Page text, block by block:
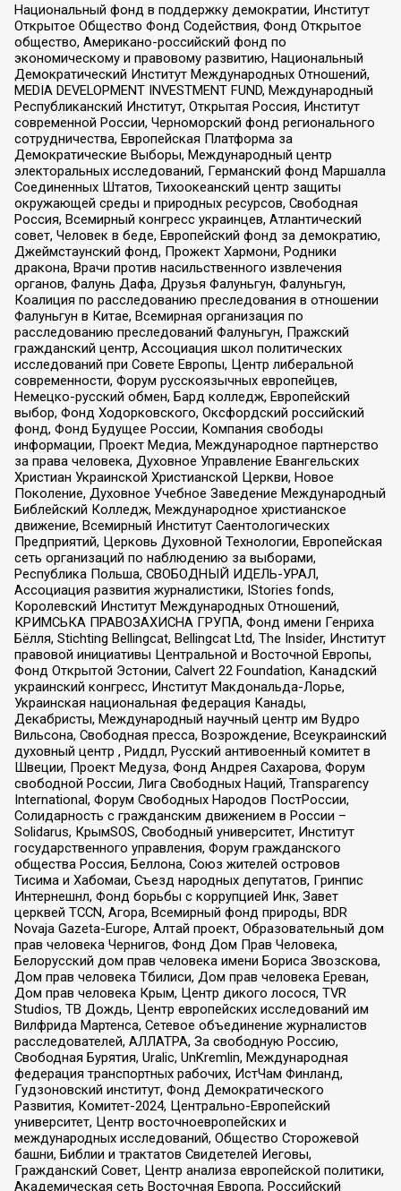
Национальный фонд в поддержку демократии, Институт
Открытое Общество Фонд Содействия, Фонд Открытое
общество, Американо-российский фонд по
экономическому и правовому развитию, Национальный
Демократический Институт Международных Отношений,
MEDIA DEVELOPMENT INVESTMENT FUND, Международный
Республиканский Институт, Открытая Россия, Институт
современной России, Черноморский фонд регионального
сотрудничества, Европейская Платформа за
Демократические Выборы, Международный центр
электоральных исследований, Германский фонд Маршалла
Соединенных Штатов, Тихоокеанский центр защиты
окружающей среды и природных ресурсов, Свободная
Россия, Всемирный конгресс украинцев, Атлантический
совет, Человек в беде, Европейский фонд за демократию,
Джеймстаунский фонд, Прожект Хармони, Родники
дракона, Врачи против насильственного извлечения
органов, Фалунь Дафа, Друзья Фалуньгун, Фалуньгун,
Коалиция по расследованию преследования в отношении
Фалуньгун в Китае, Всемирная организация по
расследованию преследований Фалуньгун, Пражский
гражданский центр, Ассоциация школ политических
исследований при Совете Европы, Центр либеральной
современности, Форум русскоязычных европейцев,
Немецко-русский обмен, Бард колледж, Европейский
выбор, Фонд Ходорковского, Оксфордский российский
фонд, Фонд Будущее России, Компания свободы
информации, Проект Медиа, Международное партнерство
за права человека, Духовное Управление Евангельских
Христиан Украинской Христианской Церкви, Новое
Поколение, Духовное Учебное Заведение Международный
Библейский Колледж, Международное христианское
движение, Всемирный Институт Саентологических
Предприятий, Церковь Духовной Технологии, Европейская
сеть организаций по наблюдению за выборами,
Республика Польша, СВОБОДНЫЙ ИДЕЛЬ-УРАЛ,
Ассоциация развития журналистики, IStories fonds,
Королевский Институт Международных Отношений,
КРИМСЬКА ПРАВОЗАХИСНА ГРУПА, Фонд имени Генриха
Бёлля, Stichting Bellingcat, Bellingcat Ltd, The Insider, Институт
правовой инициативы Центральной и Восточной Европы,
Фонд Открытой Эстонии, Calvert 22 Foundation, Канадский
украинский конгресс, Институт Макдональда-Лорье,
Украинская национальная федерация Канады,
Декабристы, Международный научный центр им Вудро
Вильсона, Свободная пресса, Возрождение, Всеукраинский
духовный центр , Риддл, Русский антивоенный комитет в
Швеции, Проект Медуза, Фонд Андрея Сахарова, Форум
свободной России, Лига Свободных Наций, Transparеncy
International, Форум Свободных Народов ПостРоссии,
Солидарность с гражданским движением в России –
Solidarus, КрымSOS, Свободный университет, Институт
государственного управления, Форум гражданского
общества Россия, Беллона, Союз жителей островов
Тисима и Хабомаи, Съезд народных депутатов, Гринпис
Интернешнл, Фонд борьбы с коррупцией Инк, Завет
церквей TCCN, Агора, Всемирный фонд природы, BDR
Novaja Gazeta-Europe, Алтай проект, Образовательный дом
прав человека Чернигов, Фонд Дом Прав Человека,
Белорусский дом прав человека имени Бориса Звозскова,
Дом прав человека Тбилиси, Дом прав человека Ереван,
Дом прав человека Крым, Центр дикого лосося, TVR
Studios, ТВ Дождь, Центр европейских исследований им
Вилфрида Мартенса, Сетевое объединение журналистов
расследователей, АЛЛАТРА, За свободную Россию,
Свободная Бурятия, Uralic, UnKremlin, Международная
федерация транспортных рабочих, ИстЧам Финланд,
Гудзоновский институт, Фонд Демократического
Развития, Комитет-2024, Центрально-Европейский
университет, Центр восточноевропейских и
международных исследований, Общество Сторожевой
башни, Библии и трактатов Свидетелей Иеговы,
Гражданский Совет, Центр анализа европейской политики,
Академическая сеть Восточная Европа, Российский